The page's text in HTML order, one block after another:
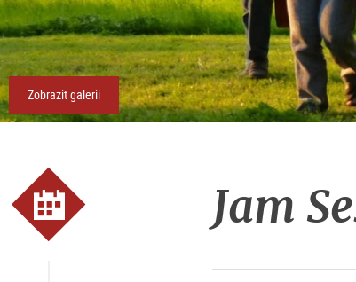
Zobrazit galerii
Jam